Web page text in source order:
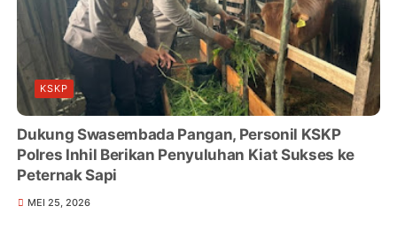
KSKP
Dukung Swasembada Pangan, Personil KSKP
Polres Inhil Berikan Penyuluhan Kiat Sukses ke
Peternak Sapi
MEI 25, 2026